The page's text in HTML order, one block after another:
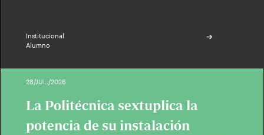
Institucional
Alumno
28/JUL./2026
La Politécnica sextuplica la
potencia de su instalación